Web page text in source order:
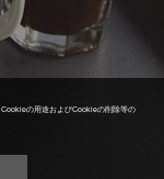
Cookieの用途およびCookieの削除等の